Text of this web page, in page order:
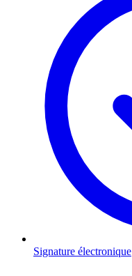
Signature électronique